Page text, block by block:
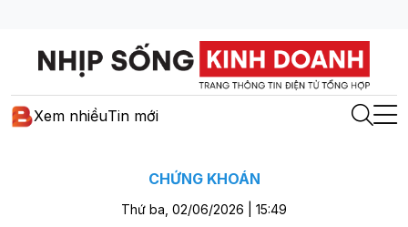
Xem nhiềuTin mới
CHỨNG KHOÁN
Thứ ba, 02/06/2026 | 15:49